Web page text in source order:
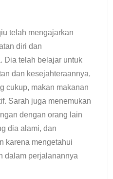
telah mengajarkan
diri dan
Dia telah belajar untuk
dan kesejahteraannya,
cukup, makan makanan
Sarah juga menemukan
dengan orang lain
dia alami, dan
karena mengetahui
dalam perjalanannya